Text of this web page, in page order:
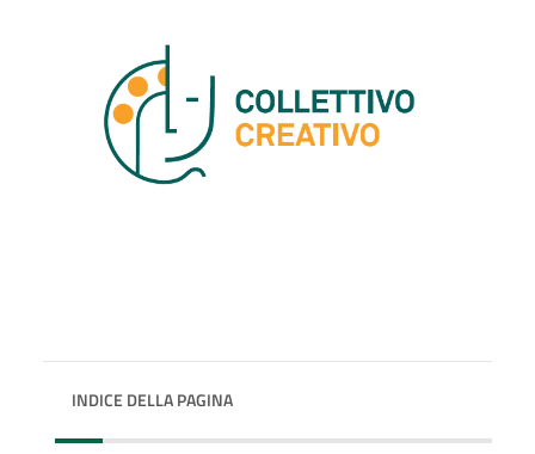
INDICE DELLA PAGINA